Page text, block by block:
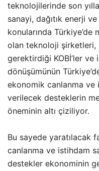
teknolojilerinde son
sanayi, dağıtık enerji
konularında
olan teknoloji şirketleri,
gerektirdiği KOBİ’ler ve
dönüşümünün
ekonomik canlanma ve
verilecek desteklerin
öneminin altı çiziliyor.
Bu sayede yaratılacak
canlanma ve istihdam
destekler ekonominin